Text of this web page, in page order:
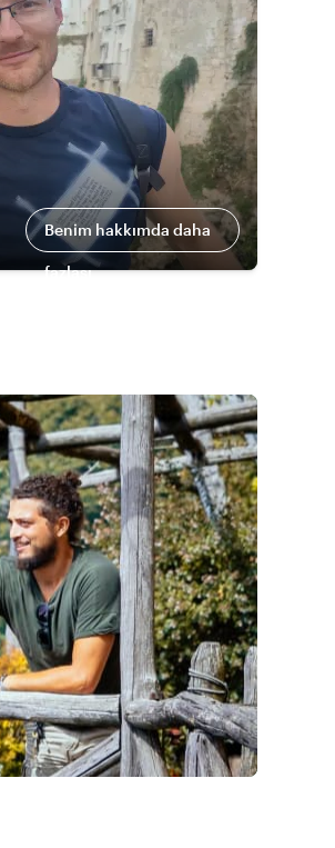
Benim hakkımda daha
fazlası